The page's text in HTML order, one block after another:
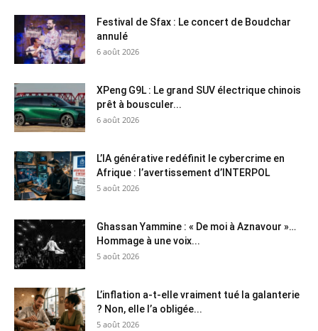
Festival de Sfax : Le concert de Boudchar
annulé
6 août 2026
XPeng G9L : Le grand SUV électrique chinois
prêt à bousculer...
6 août 2026
L’IA générative redéfinit le cybercrime en
Afrique : l’avertissement d’INTERPOL
5 août 2026
Ghassan Yammine : « De moi à Aznavour »…
Hommage à une voix...
5 août 2026
L’inflation a-t-elle vraiment tué la galanterie
? Non, elle l’a obligée...
5 août 2026